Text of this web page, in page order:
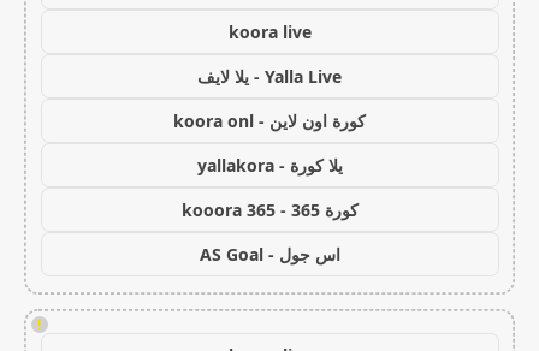
koora live
Yalla Live - يلا لايف
كورة اون لاين - koora onl
يلا كورة - yallakora
كورة 365 - kooora 365
اس جول - AS Goal
!